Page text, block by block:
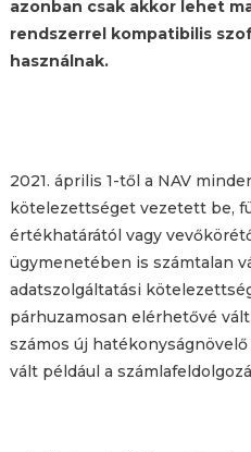
azonban csak akkor lehet
rendszerrel kompatibilis
használnak.
2021. április 1-től a NAV
kötelezettséget vezetett be,
értékhatárától vagy
ügymenetében is számtalan
adatszolgáltatási
párhuzamosan elérhetővé
számos új
vált például a